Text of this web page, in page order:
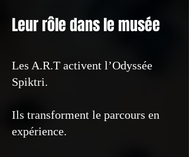
Leur rôle dans le musée
Les A.R.T activent l’Odyssée
Spiktri.
Ils transforment le parcours en
expérience.